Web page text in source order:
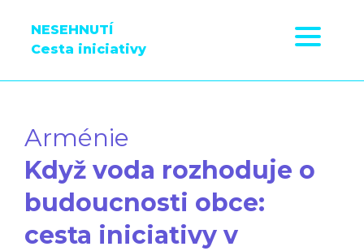
NESEHNUTÍ
Cesta iniciativy
Arménie
Když voda rozhoduje o
budoucnosti obce:
cesta iniciativy v